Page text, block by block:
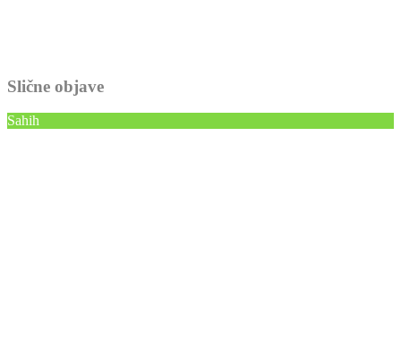
Slične objave
Sahih